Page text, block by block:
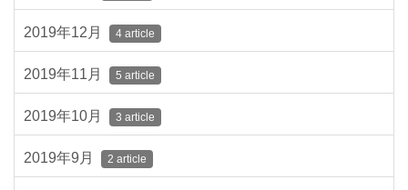
2019年12月 4 article
2019年11月 5 article
2019年10月 3 article
2019年9月 2 article